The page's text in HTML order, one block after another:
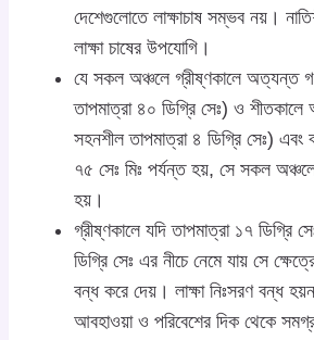
দেশেগুলোতে লাক্ষাচাষ সম্ভব নয়।
লাক্ষা চাষের উপযোগি।
যে সকল অঞ্চলে গ্রীষ্ণকালে অত্যন্ত
তাপমাত্রা ৪০ ডিগ্রি সেঃ) ও শীতকালে
সহনশীল তাপমাত্রা ৪ ডিগ্রি সেঃ) এবং
৭৫ সেঃ মিঃ পর্যন্ত হয়, সে সকল অঞ্চলে
হয়।
গ্রীষ্ণকালে যদি তাপমাত্রা ১৭ ডিগ্রি
ডিগ্রি সেঃ এর নীচে নেমে যায় সে
বন্ধ করে দেয়। লাক্ষা নিঃসরণ বন্ধ
আবহাওয়া ও পরিবেশের দিক থেকে সমগ্র